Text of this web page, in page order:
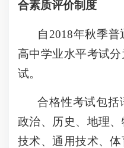
合素质评价制度
自2018年秋季
高中学业水平考试
试。
合格性考试包括
政治、历史、地理
技术、通用技术、